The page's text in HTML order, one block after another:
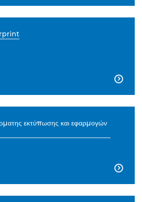

εκτύπωσης και εφαρμογών
